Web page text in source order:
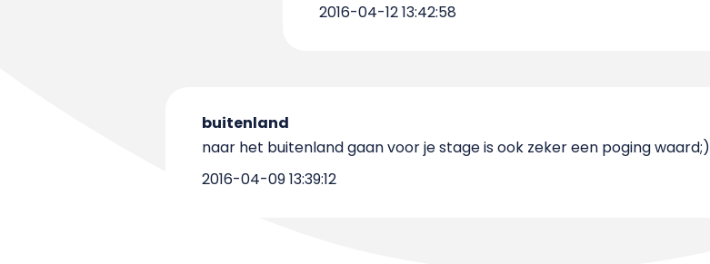
2016-04-12 13:42:58
buitenland
naar het buitenland gaan voor je stage is ook zeker een poging waard;)
2016-04-09 13:39:12